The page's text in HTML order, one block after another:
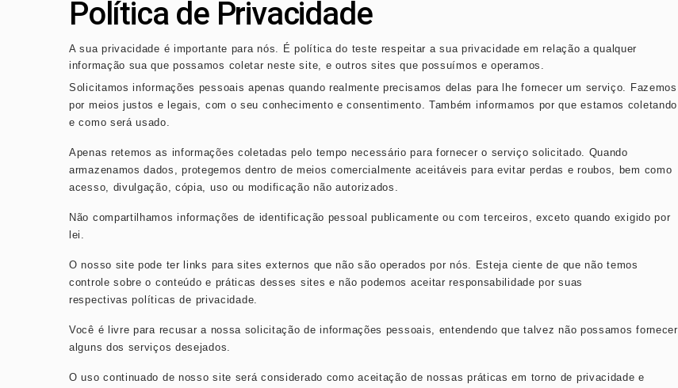
Gabriel Medina anuncia perda do primeiro filho cinco dias após casamento
Vinícius Júnior volta ao Real Madrid e revela pedido de José Mourinho
Política de Privacidade
A sua privacidade é importante para nós. É política do teste respeitar a sua privacidade em relação a qualquer
informação sua que possamos coletar neste site, e outros sites que possuímos e operamos.
Solicitamos informações pessoais apenas quando realmente precisamos delas para lhe fornecer um serviço. Fazemos
por meios justos e legais, com o seu conhecimento e consentimento. Também informamos por que estamos coletando
e como será usado.
Apenas retemos as informações coletadas pelo tempo necessário para fornecer o serviço solicitado. Quando
armazenamos dados, protegemos dentro de meios comercialmente aceitáveis ​​para evitar perdas e roubos, bem como
acesso, divulgação, cópia, uso ou modificação não autorizados.
Não compartilhamos informações de identificação pessoal publicamente ou com terceiros, exceto quando exigido por
lei.
O nosso site pode ter links para sites externos que não são operados por nós. Esteja ciente de que não temos
controle sobre o conteúdo e práticas desses sites e não podemos aceitar responsabilidade por suas
respectivaspolíticas de privacidade.
Você é livre para recusar a nossa solicitação de informações pessoais, entendendo que talvez não possamos fornecer
alguns dos serviços desejados.
O uso continuado de nosso site será considerado como aceitação de nossas práticas em torno de privacidade e